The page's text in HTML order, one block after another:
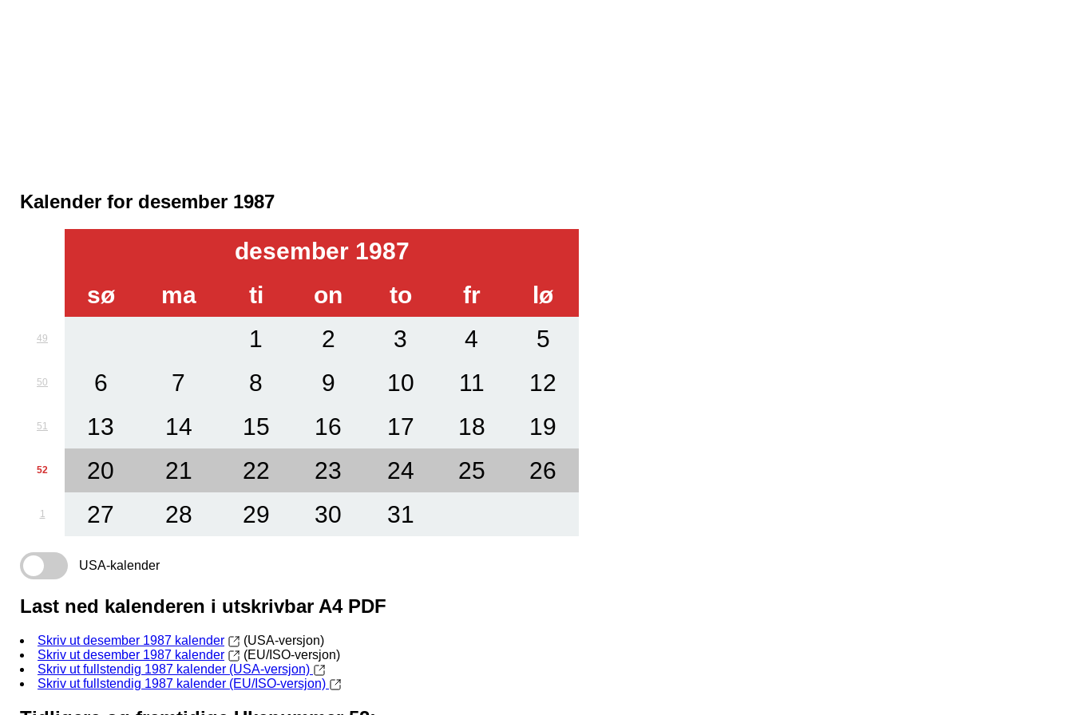
Kalender for desember 1987
desember 1987
sø
ma ti on to fr lø
49 1 2 3 4 5
50 6 7 8 9 10 11 12
51 13 14 15 16 17 18 19
52 20 21 22 23 24 25 26
1 27 28 29 30 31
USA-kalender
Last ned kalenderen i utskrivbar A4 PDF
Skriv ut desember 1987 kalender
(USA-versjon)
Skriv ut desember 1987 kalender
(EU/ISO-versjon)
Skriv ut fullstendig 1987 kalender (USA-versjon)
Skriv ut fullstendig 1987 kalender (EU/ISO-versjon)